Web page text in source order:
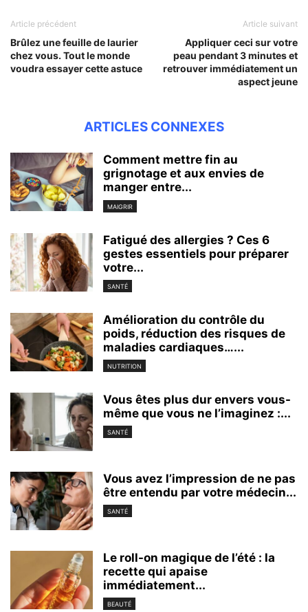
Article précédent
Brûlez une feuille de laurier
chez vous. Tout le monde
voudra essayer cette astuce
Article suivant
Appliquer ceci sur votre
peau pendant 3 minutes et
retrouver immédiatement un
aspect jeune
ARTICLES CONNEXES
Comment mettre fin au
grignotage et aux envies de
manger entre...
MAIGRIR
Fatigué des allergies ? Ces 6
gestes essentiels pour préparer
votre...
SANTÉ
Amélioration du contrôle du
poids, réduction des risques de
maladies cardiaques…...
NUTRITION
Vous êtes plus dur envers vous-
même que vous ne l’imaginez :...
SANTÉ
Vous avez l’impression de ne pas
être entendu par votre médecin...
SANTÉ
Le roll-on magique de l’été : la
recette qui apaise
immédiatement...
BEAUTÉ